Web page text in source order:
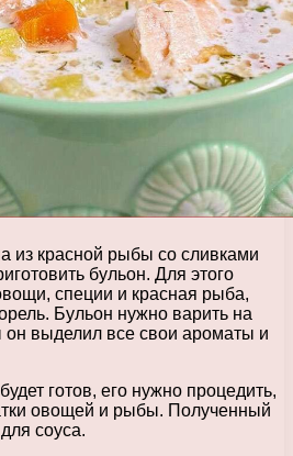
из красной рыбы со сливками
бульон. Для этого
специи и красная рыба,
Бульон нужно варить на
он выделил все свои ароматы и
готов, его нужно процедить,
овощей и рыбы. Полученный
соуса.